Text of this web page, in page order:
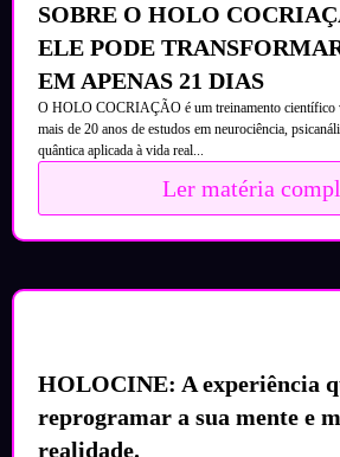
SOBRE O HOLO
ELE PODE
EM APENAS 21 DIAS
O HOLO COCRIAÇÃO é um treinamento científico
mais de 20 anos de estudos em neurociência,
quântica aplicada à vida real...
Ler matéria
HOLOCINE: A experiência
reprogramar a sua mente e
realidade.